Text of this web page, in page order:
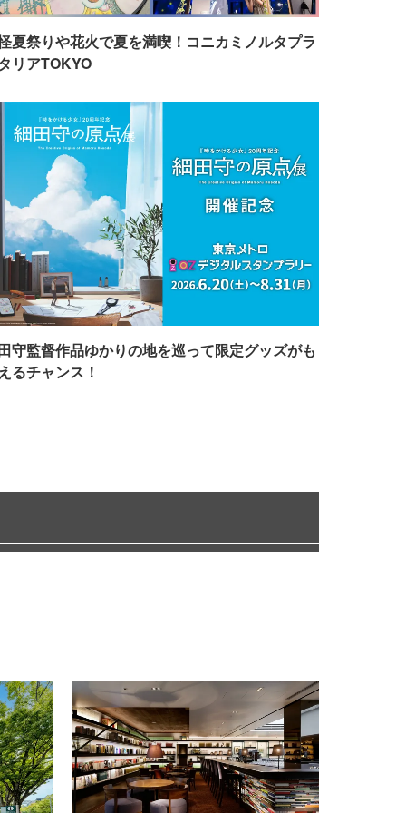
夏祭りや花火で夏を満喫！コニカミノルタプラ
リアTOKYO
守監督作品ゆかりの地を巡って限定グッズがも
るチャンス！